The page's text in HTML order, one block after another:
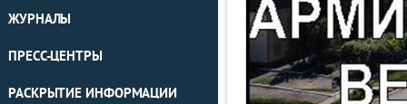
ЖУРНАЛЫ
ПРЕСС-ЦЕНТРЫ
РАСКРЫТИЕ ИНФОРМАЦИИ